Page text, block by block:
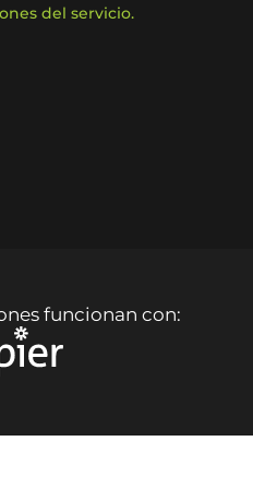
del servicio.
funcionan con: